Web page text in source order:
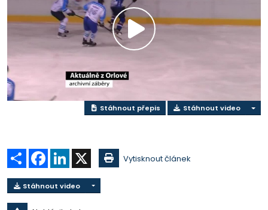
Přehrát
video
Stáhnout přepis Stáhnout video
Sdílet Facebook
LinkedIn Vytisknout článek
Stáhnout video